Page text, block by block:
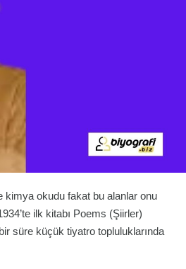
kimya okudu fakat bu alanlar onu
ilk kitabı Poems (Şiirler)
süre küçük tiyatro topluluklarında